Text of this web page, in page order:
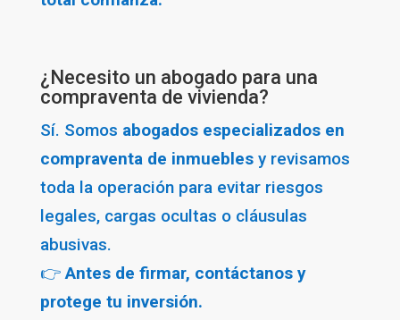
¿Necesito un abogado para una
compraventa de vivienda?
Sí. Somos abogados especializados en
compraventa de inmueblesy revisamos
toda la operación para evitar riesgos
legales, cargas ocultas o cláusulas
abusivas.
👉 Antes de firmar, contáctanos y
protege tu inversión.